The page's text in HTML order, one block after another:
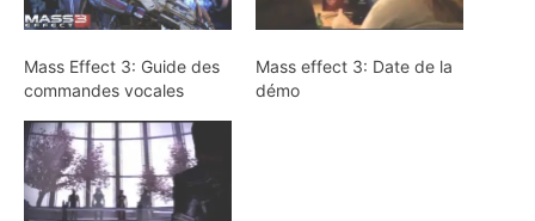
Mass Effect 3: Guide des
commandes vocales
Mass effect 3: Date de la
démo